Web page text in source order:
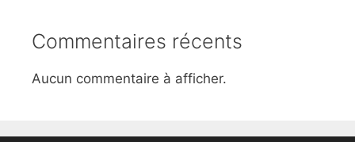
Commentaires récents
Aucun commentaire à afficher.